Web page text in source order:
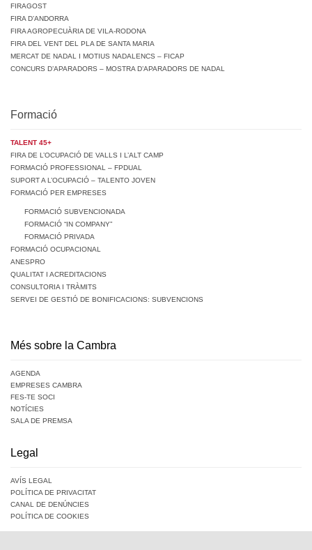
FIRAGOST
FIRA D’ANDORRA
FIRA AGROPECUÀRIA DE VILA-RODONA
FIRA DEL VENT DEL PLA DE SANTA MARIA
MERCAT DE NADAL I MOTIUS NADALENCS – FICAP
CONCURS D’APARADORS – MOSTRA D’APARADORS DE NADAL
Formació
TALENT 45+
FIRA DE L’OCUPACIÓ DE VALLS I L’ALT CAMP
FORMACIÓ PROFESSIONAL – FPDUAL
SUPORT A L’OCUPACIÓ – TALENTO JOVEN
FORMACIÓ PER EMPRESES
FORMACIÓ SUBVENCIONADA
FORMACIÓ “IN COMPANY”
FORMACIÓ PRIVADA
FORMACIÓ OCUPACIONAL
ANESPRO
QUALITAT I ACREDITACIONS
CONSULTORIA I TRÀMITS
SERVEI DE GESTIÓ DE BONIFICACIONS: SUBVENCIONS
Més sobre la Cambra
AGENDA
EMPRESES CAMBRA
FES-TE SOCI
NOTÍCIES
SALA DE PREMSA
Legal
AVÍS LEGAL
POLÍTICA DE PRIVACITAT
CANAL DE DENÚNCIES
POLÍTICA DE COOKIES